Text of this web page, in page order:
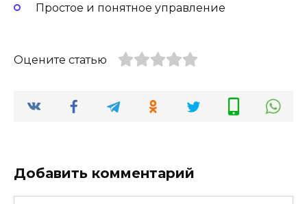
Простое и понятное управление
Оцените статью
Добавить комментарий